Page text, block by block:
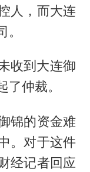
人，而大连
收到大连御
仲裁。
锦的资金难
。对于这件
经记者回应